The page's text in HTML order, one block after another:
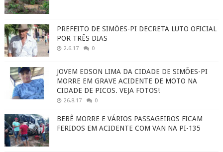
PREFEITO DE SIMÕES-PI DECRETA LUTO OFICIAL
POR TRÊS DIAS
2.6.17 0
JOVEM EDSON LIMA DA CIDADE DE SIMÕES-PI
MORRE EM GRAVE ACIDENTE DE MOTO NA
CIDADE DE PICOS. VEJA FOTOS!
26.8.17 0
BEBÊ MORRE E VÁRIOS PASSAGEIROS FICAM
FERIDOS EM ACIDENTE COM VAN NA PI-135